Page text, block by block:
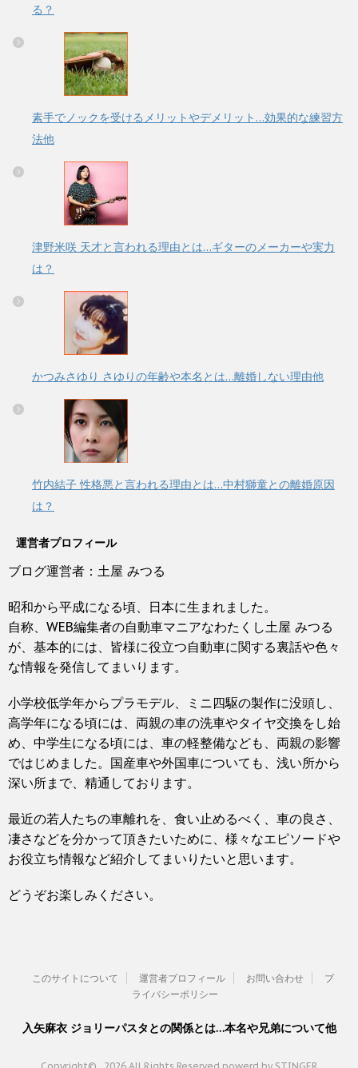
る？
素手でノックを受けるメリットやデメリット…効果的な練習方
法他
津野米咲 天才と言われる理由とは…ギターのメーカーや実力
は？
かつみさゆり さゆりの年齢や本名とは…離婚しない理由他
竹内結子 性格悪と言われる理由とは…中村獅童との離婚原因
は？
運営者プロフィール
ブログ運営者：土屋 みつる
昭和から平成になる頃、日本に生まれました。
自称、WEB編集者の自動車マニアなわたくし土屋 みつる
が、基本的には、皆様に役立つ自動車に関する裏話や色々
な情報を発信してまいります。
小学校低学年からプラモデル、ミニ四駆の製作に没頭し、
高学年になる頃には、両親の車の洗車やタイヤ交換をし始
め、中学生になる頃には、車の軽整備なども、両親の影響
ではじめました。国産車や外国車についても、浅い所から
深い所まで、精通しております。
最近の若人たちの車離れを、食い止めるべく、車の良さ、
凄さなどを分かって頂きたいために、様々なエピソードや
お役立ち情報など紹介してまいりたいと思います。
どうぞお楽しみください。
このサイトについて 運営者プロフィール お問い合わせ
プ
ライバシーポリシー
入矢麻衣 ジョリーパスタとの関係とは…本名や兄弟について他